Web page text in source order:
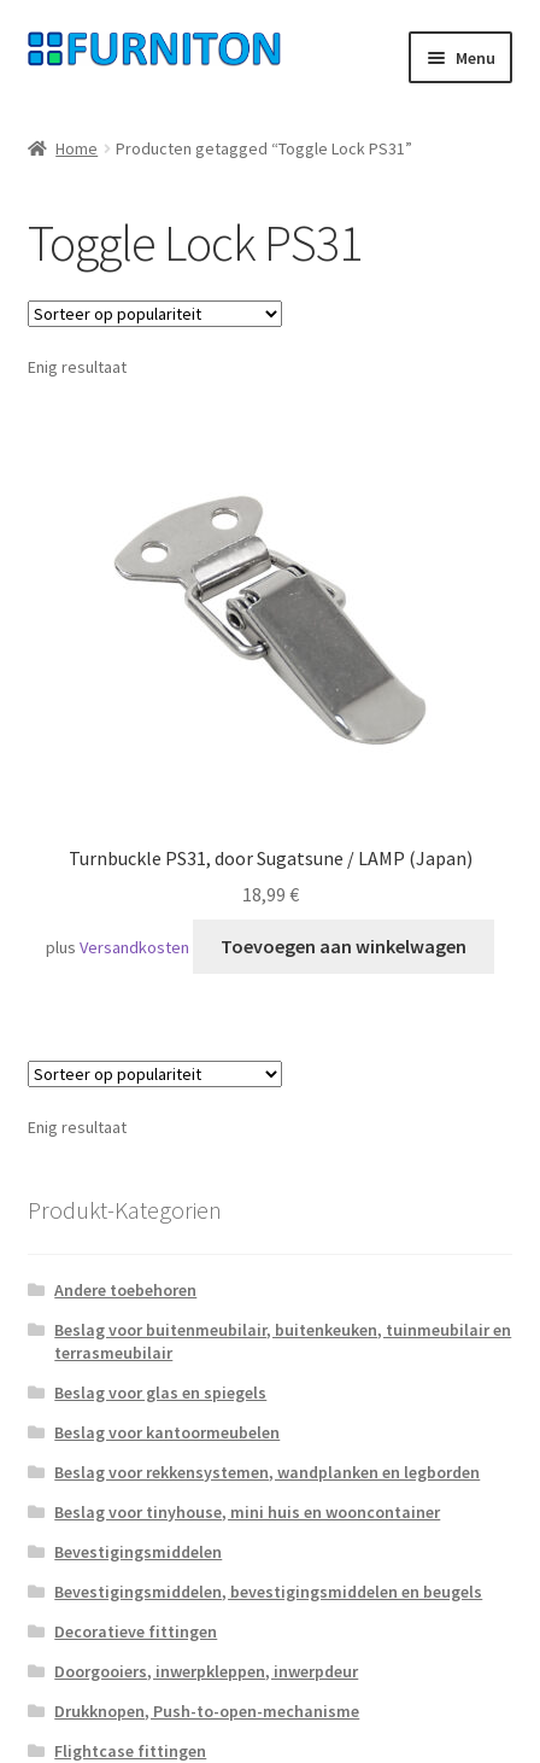
Ga
door
navigatie
Ga
naar
inhoud
Menu
Gegevensbescherming
Herroepingsrecht
Neem contact op met
Scheepvaart
Home Producten getagged “Toggle Lock PS31”
Toggle Lock PS31
Enig resultaat
Turnbuckle PS31, door Sugatsune / LAMP (Japan)
18,99 €
plusVersandkosten Toevoegen aan winkelwagen
Enig resultaat
Produkt-Kategorien
Andere toebehoren
Beslag voor buitenmeubilair, buitenkeuken, tuinmeubilair en
terrasmeubilair
Beslag voor glas en spiegels
Beslag voor kantoormeubelen
Beslag voor rekkensystemen, wandplanken en legborden
Beslag voor tinyhouse, mini huis en wooncontainer
Bevestigingsmiddelen
Bevestigingsmiddelen, bevestigingsmiddelen en beugels
Decoratieve fittingen
Doorgooiers, inwerpkleppen, inwerpdeur
Drukknopen, Push-to-open-mechanisme
Flightcase fittingen